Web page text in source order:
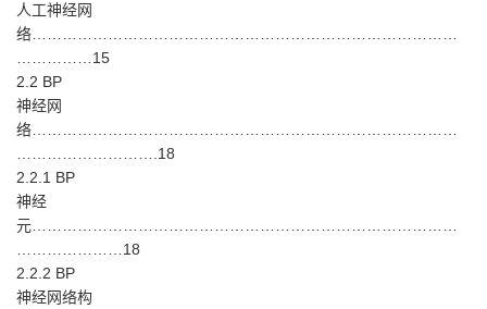
人工神经网
络…………………………………………………………………………
……………15
2.2 BP
神经网
络…………………………………………………………………………
……………………….18
2.2.1 BP
神经
元…………………………………………………………………………
…………………18
2.2.2 BP
神经网络构